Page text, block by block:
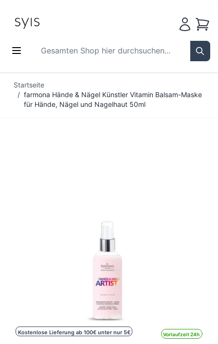
Gesamten Shop hier durchsuchen...
Startseite
/ farmona Hände & Nägel Künstler Vitamin Balsam-Maske
für Hände, Nägel und Nagelhaut 50ml
Kostenlose Lieferung ab 100€ unter nur 5€ Vorlaufzeit 24h